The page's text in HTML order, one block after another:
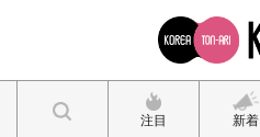
注目 新着